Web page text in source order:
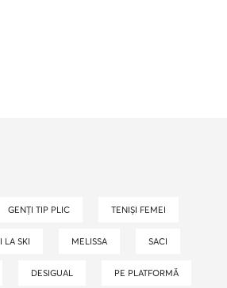
GENȚI TIP PLIC TENIȘI FEMEI
LA SKI MELISSA SACI
DESIGUAL PE PLATFORMĂ